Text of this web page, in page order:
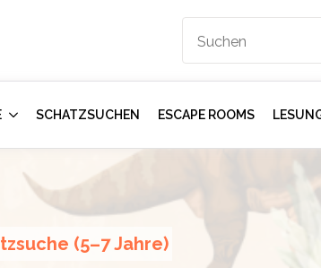
SCHATZSUCHEN ESCAPE ROOMS
(5–7 Jahre)